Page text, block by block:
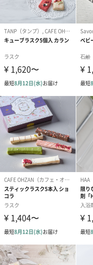
ダンボール装飾（ひま
わり）（720円）
メッセージカード（通
誕生日や結婚祝い・出産
ードを同梱します。
メッセージカードや封筒
す。
写真付きメッセージカ
ード（680円）